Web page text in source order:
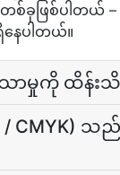
ဖြစ်ပါတယ် –
နေပါတယ်။
သာမှုကို ထိန်း
/ CMYK)